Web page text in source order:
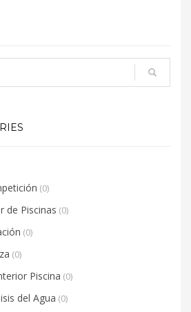
(0)
de Piscinas (0)
(0)
(0)
Piscina (0)
del Agua (0)